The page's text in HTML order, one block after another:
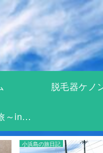
脱毛器ケノ
～in沖
～ 小浜島の旅日記